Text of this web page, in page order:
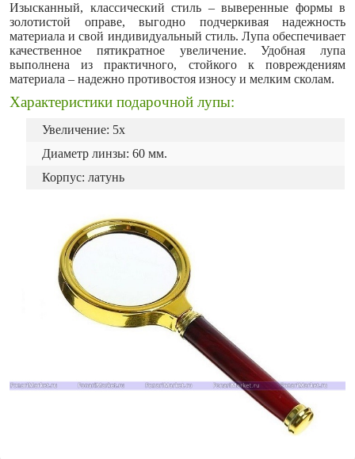
Изысканный, классический стиль – выверенные формы в
золотистой оправе, выгодно подчеркивая надежность
материала и свой индивидуальный стиль. Лупа обеспечивает
качественное пятикратное увеличение. Удобная лупа
выполнена из практичного, стойкого к повреждениям
материала – надежно противостоя износу и мелким сколам.
Характеристики подарочной лупы:
Увеличение: 5x
Диаметр линзы: 60 мм.
Корпус: латунь